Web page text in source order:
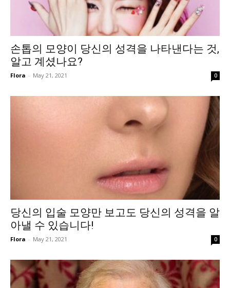
손톱의 모양이 당신의 성격을 나타낸다는 것,
알고 계셨나요?
Flora - May 21, 2021 0
당신의 입술 모양만 보고도 당신의 성격을 알
아낼 수 있습니다!
Flora - May 21, 2021 0